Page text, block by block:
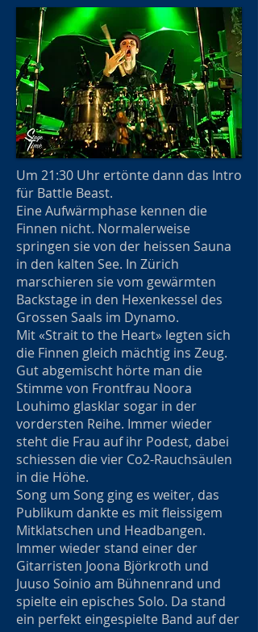
Um 21:30 Uhr ertönte dann das Intro
für Battle Beast.
Eine Aufwärmphase kennen die
Finnen nicht. Normalerweise
springen sie von der heissen Sauna
in den kalten See. In Zürich
marschieren sie vom gewärmten
Backstage in den Hexenkessel des
Grossen Saals im Dynamo.
Mit «Strait to the Heart» legten sich
die Finnen gleich mächtig ins Zeug.
Gut abgemischt hörte man die
Stimme von Frontfrau Noora
Louhimo glasklar sogar in der
vordersten Reihe. Immer wieder
steht die Frau auf ihr Podest, dabei
schiessen die vier Co2-Rauchsäulen
in die Höhe.
Song um Song ging es weiter, das
Publikum dankte es mit fleissigem
Mitklatschen und Headbangen.
Immer wieder stand einer der
Gitarristen Joona Björkroth und
Juuso Soinio am Bühnenrand und
spielte ein episches Solo. Da stand
ein perfekt eingespielte Band auf der